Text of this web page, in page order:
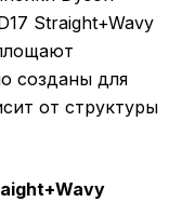
Straight+Wavy
созданы для
от структуры